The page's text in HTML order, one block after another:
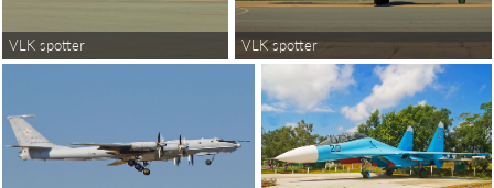
VLK spotter VLK spotter